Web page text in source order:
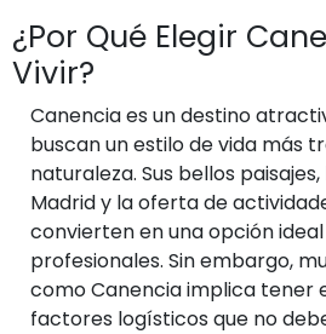
¿Por Qué Elegir
Vivir?
Canencia es un destino
buscan un estilo de vida más
naturaleza. Sus bellos
Madrid y la oferta de
convierten en una opción
profesionales. Sin embargo,
como Canencia implica tener
factores logísticos que no